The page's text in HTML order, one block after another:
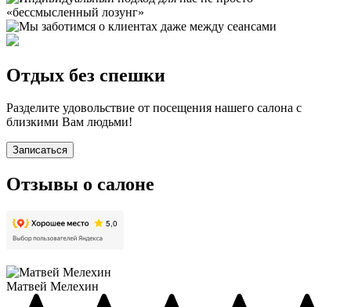
Отдых без спешки
Разделите удовольствие от посещения нашего салона с
близкими Вам людьми!
Записаться
Отзывы о салоне
Матвей Мелехин